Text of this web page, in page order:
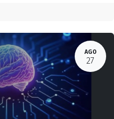
AGO
27